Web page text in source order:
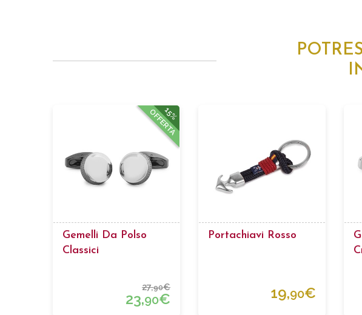
15%
OFFERTA
Gemelli Da Polso
Classici
27,90€
23,90€
Portachiavi Rosso
19,90€